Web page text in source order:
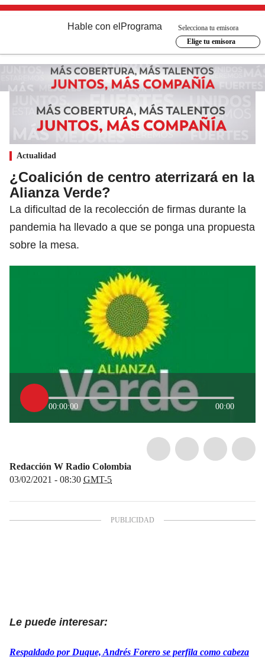
Hable con el Programa
Selecciona tu emisora
Elige tu emisora
Actualidad
¿Coalición de centro aterrizará en la
Alianza Verde?
La dificultad de la recolección de firmas durante la
pandemia ha llevado a que se ponga una propuesta
sobre la mesa.
00:00:00 00:00
Redacción W Radio Colombia
03/02/2021 - 08:30 GMT-5
Le puede interesar:
Respaldado por Duque, Andrés Forero se perfila como cabeza